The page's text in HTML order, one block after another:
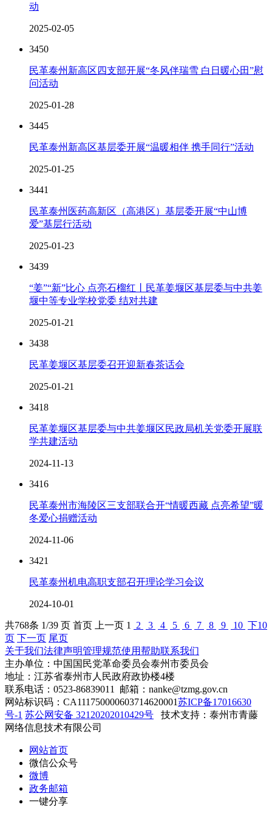
动
2025-02-05
3450
民革泰州新高区四支部开展“冬风伴瑞雪 白日暖心田”慰
问活动
2025-01-28
3445
民革泰州新高区基层委开展“温暖相伴 携手同行”活动
2025-01-25
3441
民革泰州医药高新区（高港区）基层委开展“中山博
爱”基层行活动
2025-01-23
3439
“姜”“新”比心 点亮石榴红丨民革姜堰区基层委与中共姜
堰中等专业学校党委 结对共建
2025-01-21
3438
民革姜堰区基层委召开迎新春茶话会
2025-01-21
3418
民革姜堰区基层委与中共姜堰区民政局机关党委开展联
学共建活动
2024-11-13
3416
民革泰州市海陵区三支部联合开“情暖西藏 点亮希望”暖
冬爱心捐赠活动
2024-11-06
3421
民革泰州机电高职支部召开理论学习会议
2024-10-01
共768条 1/39 页 首页 上一页 1 2 3 4 5 6 7 8 9 10 下10
页 下一页 尾页
关于我们法律声明管理规范使用帮助联系我们
主办单位：中国国民党革命委员会泰州市委员会
地址：江苏省泰州市人民政府政协楼4楼
联系电话：0523-86839011 邮箱：nanke@tzmg.gov.cn
网站标识码：CA111750000603714620001苏ICP备17016630
号-1 苏公网安备 32120202010429号
技术支持：泰州市青藤
网络信息技术有限公司
网站首页
微信公众号
微博
政务邮箱
一键分享